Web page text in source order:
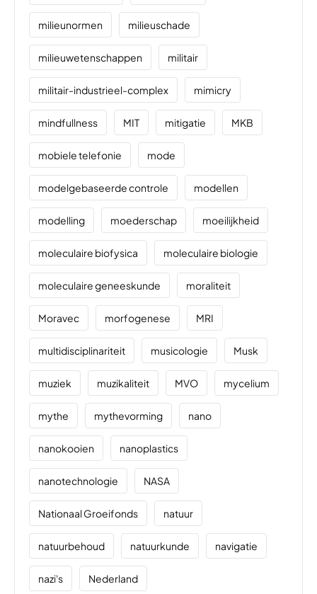
milieunormen milieuschade
milieuwetenschappen militair
militair-industrieel-complex mimicry
mindfullness MIT mitigatie MKB
mobiele telefonie mode
modelgebaseerde controle modellen
modelling moederschap moeilijkheid
moleculaire biofysica moleculaire biologie
moleculaire geneeskunde moraliteit
Moravec morfogenese MRI
multidisciplinariteit musicologie Musk
muziek muzikaliteit MVO mycelium
mythe mythevorming nano
nanokooien nanoplastics
nanotechnologie NASA
Nationaal Groeifonds natuur
natuurbehoud natuurkunde navigatie
nazi's Nederland